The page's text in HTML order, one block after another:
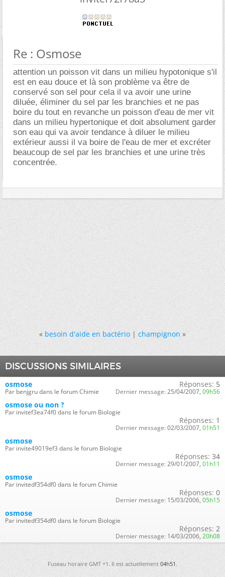
Re : Osmose
attention un poisson vit dans un milieu hypotonique s'il
est en eau douce et là son problème va être de
conservé son sel pour cela il va avoir une urine
diluée, éliminer du sel par les branchies et ne pas
boire du tout en revanche un poisson d'eau de mer vit
dans un milieu hypertonique et doit absolument garder
son eau qui va avoir tendance à diluer le milieu
extérieur aussi il va boire de l'eau de mer et excréter
beaucoup de sel par les branchies et une urine très
concentrée.
« besoin d'aide en bactério|champignon »
DISCUSSIONS SIMILAIRES
osmose
Par benjgru dans le forum Chimie
Réponses: 5
Dernier message: 25/04/2007, 09h56
osmose ou non ?
Par invitef3ea74f0 dans le forum Biologie
Réponses: 1
Dernier message: 02/03/2007, 01h51
osmose
Par invite49019ef3 dans le forum Biologie
Réponses: 34
Dernier message: 29/01/2007, 01h11
osmose
Par invitedf354df0 dans le forum Chimie
Réponses: 0
Dernier message: 15/03/2006, 05h15
osmose
Par invitedf354df0 dans le forum Biologie
Réponses: 2
Dernier message: 14/03/2006, 20h08
Fuseau horaire GMT +1. Il est actuellement04h51.